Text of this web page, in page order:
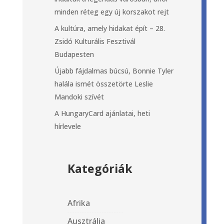
minden réteg egy új korszakot rejt
A kultúra, amely hidakat épít – 28.
Zsidó Kulturális Fesztivál
Budapesten
Újabb fájdalmas búcsú, Bonnie Tyler
halála ismét összetörte Leslie
Mandoki szívét
A HungaryCard ajánlatai, heti
hírlevele
Kategóriák
Afrika
Ausztrália